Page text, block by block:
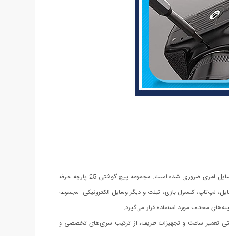
در دنیای امروز که وسایل الکترونیکی و دیجیتال بخش بزرگی از زندگی ما را تشکیل می‌دهند، داشتن ابزاری دقیق و چندمنظوره برای تعمیر این وسایل امری ضروری شده است. مجموعه پیچ گوشتی 25 پارچه حرفه
لپ‌تاپ، کنسول بازی، تبلت و دیگر وسایل الکترونیکی. مجموعه
تعمیر ساعت و تجهیزات ظریف، از ترکیب سری‌های تخصصی و